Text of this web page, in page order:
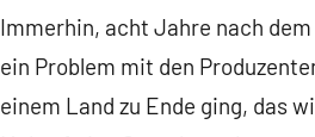
Flassbeck
Immerhin, acht Jahre nach
ein Problem mit den
einem Land zu Ende ging, das